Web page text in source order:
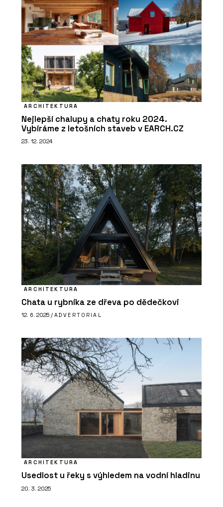
ARCHITEKTURA
Nejlepší chalupy a chaty roku 2024.
Vybíráme z letošních staveb v EARCH.CZ
23. 12. 2024
ARCHITEKTURA
Chata u rybníka ze dřeva po dědečkovi
12. 6. 2025 / ADVERTORIAL
ARCHITEKTURA
Usedlost u řeky s výhledem na vodní hladinu
20. 3. 2025